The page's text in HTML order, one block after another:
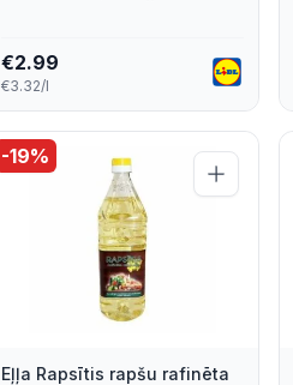
€2.99
€3.32/l
-19%
Eļļa Rapsītis rapšu rafinēta